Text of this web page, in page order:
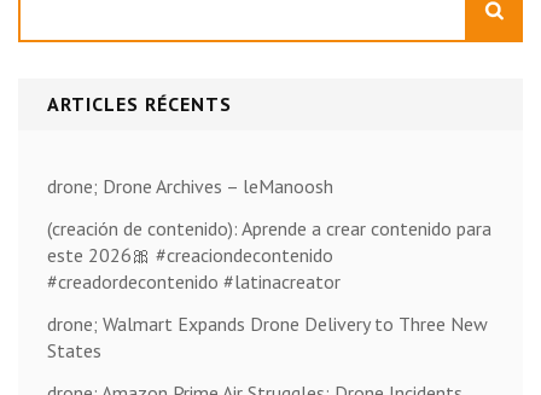
ARTICLES RÉCENTS
drone; Drone Archives – leManoosh
(creación de contenido): Aprende a crear contenido para
este 2026🎀 #creaciondecontenido
#creadordecontenido #latinacreator
drone; Walmart Expands Drone Delivery to Three New
States